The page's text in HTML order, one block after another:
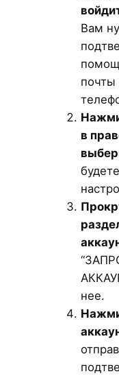
Вам
почты
в
нее.